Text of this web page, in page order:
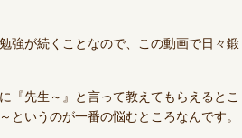
強が続くことなので、この動画で日々鍛
『先生～』と言って教えてもらえるとこ
いうのが一番の悩むところなんです。